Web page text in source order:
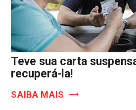
Teve sua carta
recuperá-la!
SAIBA MAIS